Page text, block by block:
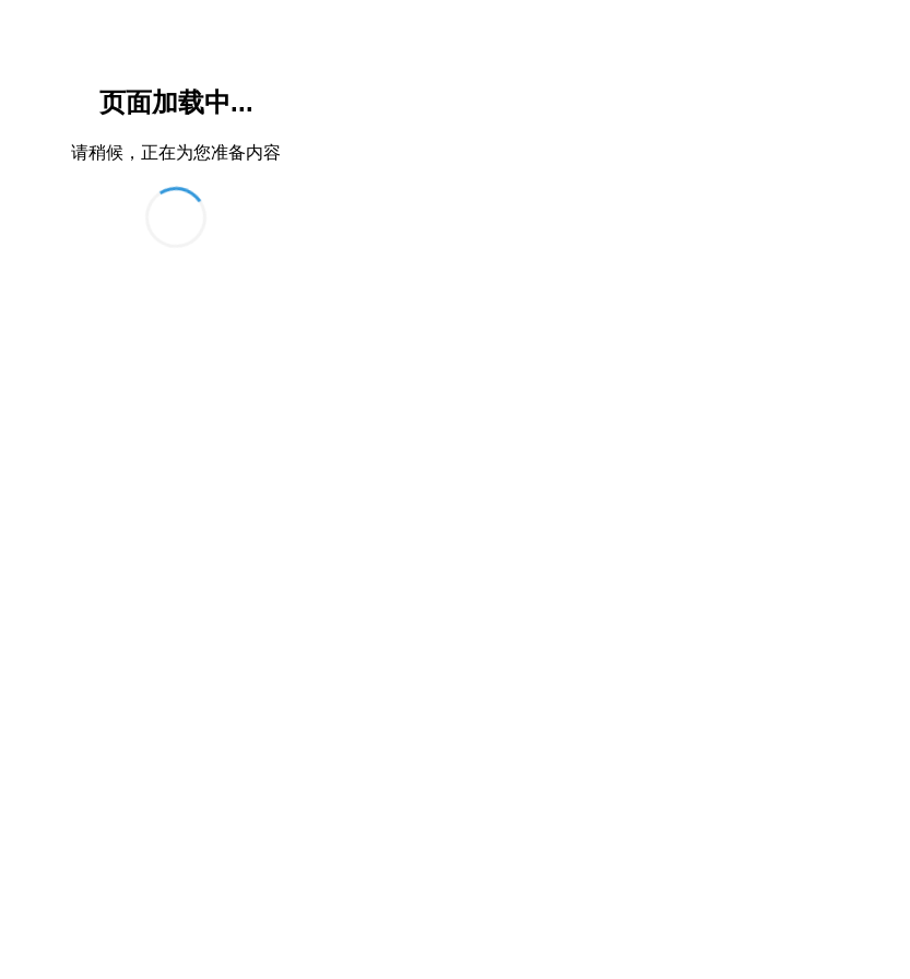
页面加载中...
请稍候，正在为您准备内容